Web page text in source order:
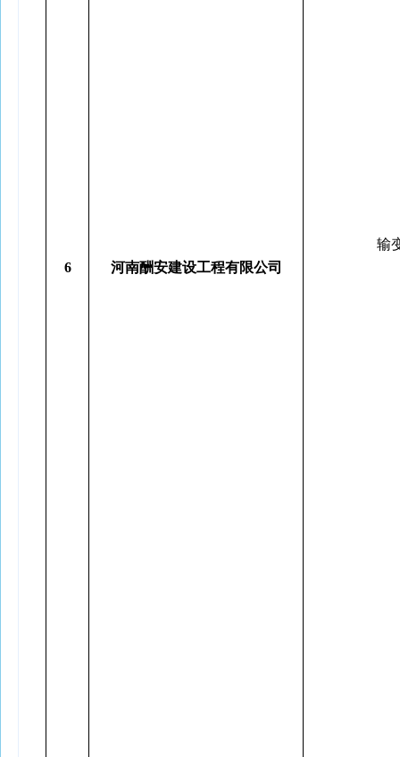
6 河南酬安建设工程有限公司
输